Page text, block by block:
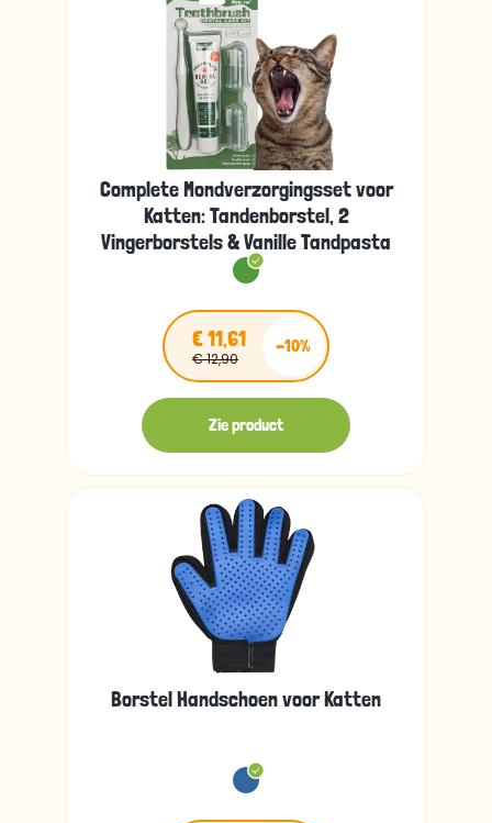
Complete Mondverzorgingsset voor
Katten: Tandenborstel, 2
Vingerborstels & Vanille Tandpasta
€ 11,61
€ 12,90
-10%
Zie product
Borstel Handschoen voor Katten